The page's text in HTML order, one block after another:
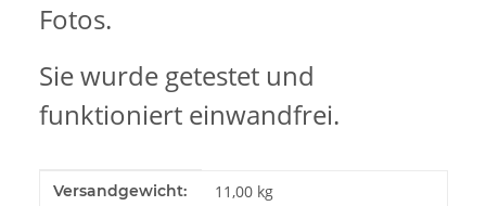
Fotos.
Sie wurde getestet und
funktioniert einwandfrei.
Produkteigenschaft
Wert
Versandgewicht: 11,00 kg